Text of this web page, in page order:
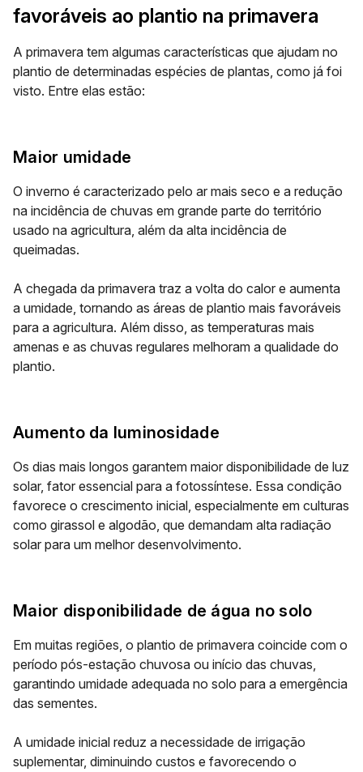
favoráveis ao plantio na primavera
A primavera tem algumas características que ajudam no
plantio de determinadas espécies de plantas, como já foi
visto. Entre elas estão:
Maior umidade
O inverno é caracterizado pelo ar mais seco e a redução
na incidência de chuvas em grande parte do território
usado na agricultura, além da alta incidência de
queimadas.
A chegada da primavera traz a volta do calor e aumenta
a umidade, tornando as áreas de plantio mais favoráveis
para a agricultura. Além disso, as temperaturas mais
amenas e as chuvas regulares melhoram a qualidade do
plantio.
Aumento da luminosidade
Os dias mais longos garantem maior disponibilidade de luz
solar, fator essencial para a fotossíntese. Essa condição
favorece o crescimento inicial, especialmente em culturas
como girassol e algodão, que demandam alta radiação
solar para um melhor desenvolvimento.
Maior disponibilidade de água no solo
Em muitas regiões, o plantio de primavera coincide com o
período pós-estação chuvosa ou início das chuvas,
garantindo umidade adequada no solo para a emergência
das sementes.
A umidade inicial reduz a necessidade de irrigação
suplementar, diminuindo custos e favorecendo o